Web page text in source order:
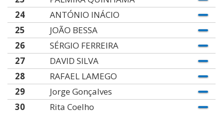
24
ANTÓNIO INÁCIO
25
JOÃO BESSA
26
SÉRGIO FERREIRA
27
DAVID SILVA
28
RAFAEL LAMEGO
29
Jorge Gonçalves
30
Rita Coelho